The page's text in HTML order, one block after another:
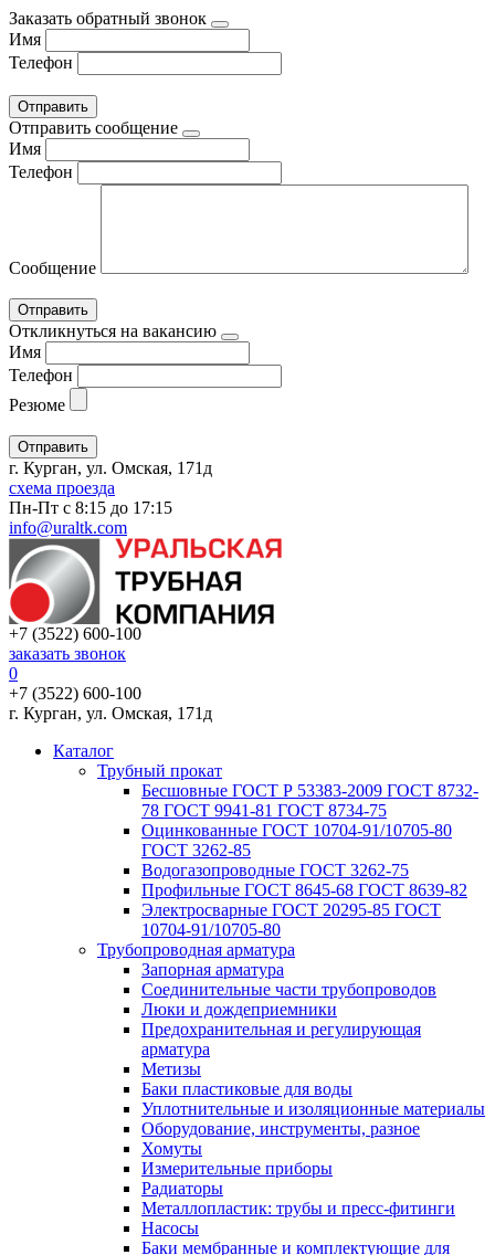
Заказать обратный звонок
Имя
Телефон
Отправить сообщение
Имя
Телефон
Сообщение
Откликнуться на вакансию
Имя
Телефон
Резюме
г. Курган, ул. Омская, 171д
схема проезда
Пн-Пт с 8:15 до 17:15
info@uraltk.com
+7 (3522) 600-100
заказать звонок
0
+7 (3522) 600-100
г. Курган, ул. Омская, 171д
Каталог
Трубный прокат
Беcшовные ГОСТ Р 53383-2009 ГОСТ 8732-
78 ГОСТ 9941-81 ГОСТ 8734-75
Оцинкованные ГОСТ 10704-91/10705-80
ГОСТ 3262-85
Водогазопроводные ГОСТ 3262-75
Профильные ГОСТ 8645-68 ГОСТ 8639-82
Электросварные ГОСТ 20295-85 ГОСТ
10704-91/10705-80
Трубопроводная арматура
Запорная арматура
Соединительные части трубопроводов
Люки и дождеприемники
Предохранительная и регулирующая
арматура
Метизы
Баки пластиковые для воды
Уплотнительные и изоляционные материалы
Оборудование, инструменты, разное
Хомуты
Измерительные приборы
Радиаторы
Металлопластик: трубы и пресс-фитинги
Насосы
Баки мембранные и комплектующие для